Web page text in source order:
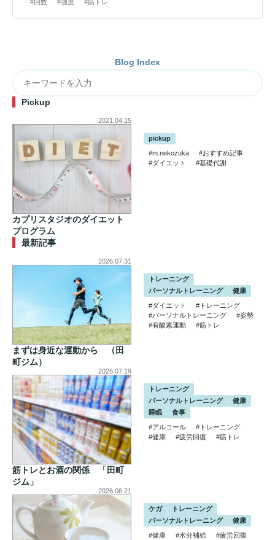
#回数
#強度 #筋トレ
Blog Index
Pickup
2021.04.15
カプリスタジオのダイエット
プログラム
pickup
#m.nekozuka
#おすすめ記事
#ダイエット
#基礎代謝
最新記事
2026.07.31
まずは身近な運動から （田
町ジム）
トレーニング
パーソナルトレーニング
健康
#ダイエット
#トレーニング
#パーソナルトレーニング
#姿勢
#有酸素運動
#筋トレ
2026.07.19
筋トレとお酒の関係 「田町
ジム」
トレーニング
パーソナルトレーニング
健康
睡眠
食事
#アルコール
#トレーニング
#健康
#疲労回復 #筋トレ
2026.06.21
ケガ
トレーニング
パーソナルトレーニング
健康
#健康
#水分補給
#疲労回復